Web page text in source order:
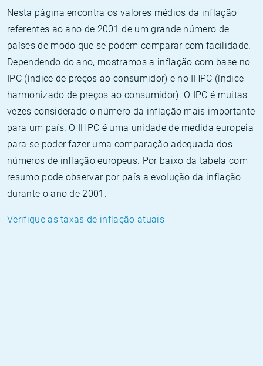
Nesta página encontra os valores médios da inflação
referentes ao ano de 2001 de um grande número de
países de modo que se podem comparar com facilidade.
Dependendo do ano, mostramos a inflação com base no
IPC (índice de preços ao consumidor) e no IHPC (índice
harmonizado de preços ao consumidor). O IPC é muitas
vezes considerado o número da inflação mais importante
para um país. O IHPC é uma unidade de medida europeia
para se poder fazer uma comparação adequada dos
números de inflação europeus. Por baixo da tabela com
resumo pode observar por país a evolução da inflação
durante o ano de 2001.
Verifique as taxas de inflação atuais